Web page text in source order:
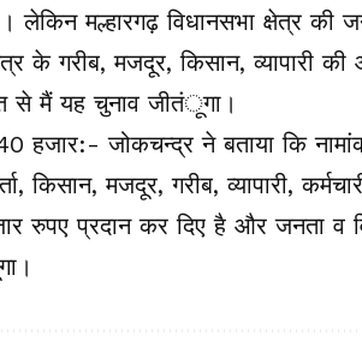
लेकिन मल्हारगढ़ विधानसभा क्षेत्र की
के गरीब, मजदूर, किसान, व्यापारी
से मैं यह चुनाव जीतंूगा।
हजार:- जोकचन्द्र ने बताया कि
किसान, मजदूर, गरीब, व्यापारी,
रुपए प्रदान कर दिए है और जनता व